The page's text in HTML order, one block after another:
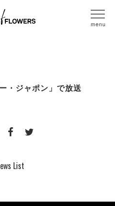
menu
・ジャポン」で放送
List